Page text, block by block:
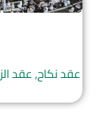
عقد نكاح, عقد